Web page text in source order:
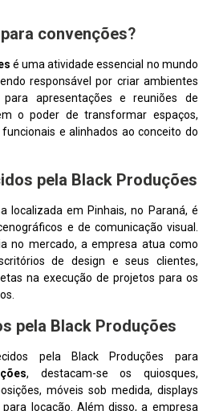
convenções?
é uma atividade essencial no mundo
responsável por criar ambientes
apresentações e reuniões de
o poder de transformar espaços,
e alinhados ao conceito do
pela Black Produções
localizada em Pinhais, no Paraná, é
e de comunicação visual.
no mercado, a empresa atua como
de design e seus clientes,
na execução de projetos para os
pela Black Produções
pela Black Produções para
, destacam-se os quiosques,
móveis sob medida, displays
locação. Além disso, a empresa